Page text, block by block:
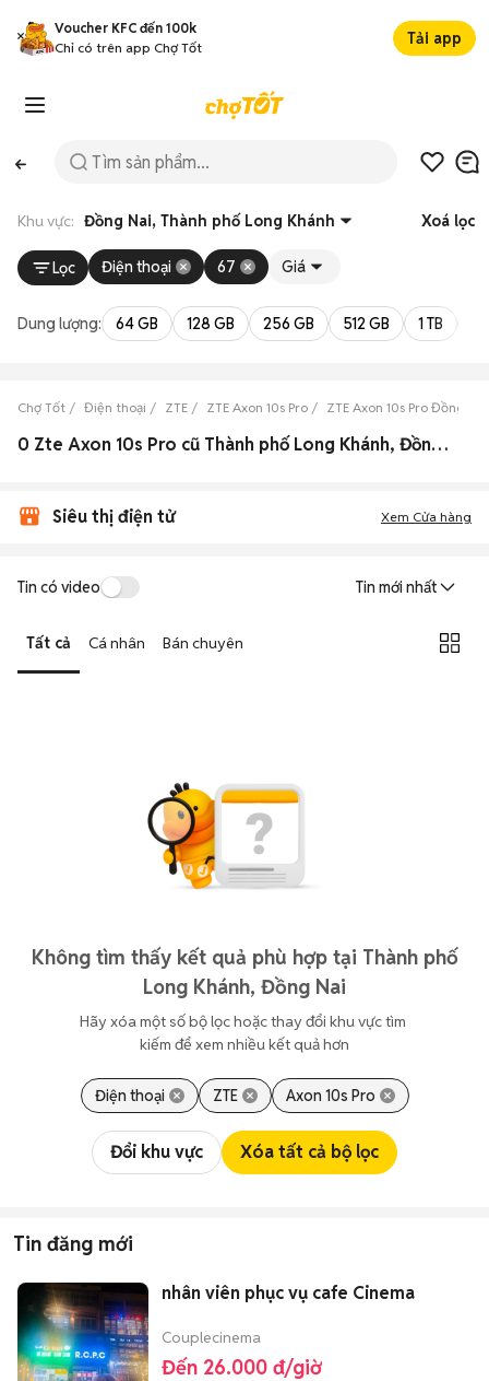
Voucher KFC đến 100k
Chỉ có trên app Chợ Tốt
Tải app
Khu vực: Đồng Nai, Thành phố Long Khánh Xoá lọc
Lọc Điện thoại 67 Giá
Dung lượng: 64 GB 128 GB 256 GB 512 GB 1 TB
Chợ Tốt Điện thoại ZTE ZTE Axon 10s Pro ZTE Axon 10s Pro Đồng Nai
0 Zte Axon 10s Pro cũ Thành phố Long Khánh, Đồng Nai đẹp
Siêu thị điện tử Xem Cửa hàng
Tin có video Tin mới nhất
Tất cả Cá nhân Bán chuyên
Không tìm thấy kết quả phù hợp tại Thành phố
Long Khánh, Đồng Nai
Hãy xóa một số bộ lọc hoặc thay đổi khu vực tìm
kiếm để xem nhiều kết quả hơn
Điện thoại ZTE Axon 10s Pro
Đổi khu vực Xóa tất cả bộ lọc
Tin đăng mới
nhân viên phục vụ cafe Cinema
Couplecinema
Đến 26.000 đ/giờ